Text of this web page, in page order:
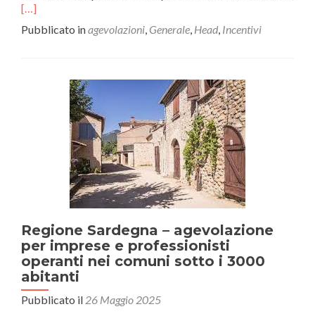
[…]
Pubblicato inagevolazioni, Generale, Head, Incentivi
Regione Sardegna – agevolazione
per imprese e professionisti
operanti nei comuni sotto i 3000
abitanti
Pubblicato il 26 Maggio 2025